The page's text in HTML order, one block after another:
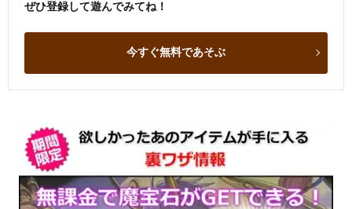
ぜひ登録して遊んでみてね！
今すぐ無料であそぶ